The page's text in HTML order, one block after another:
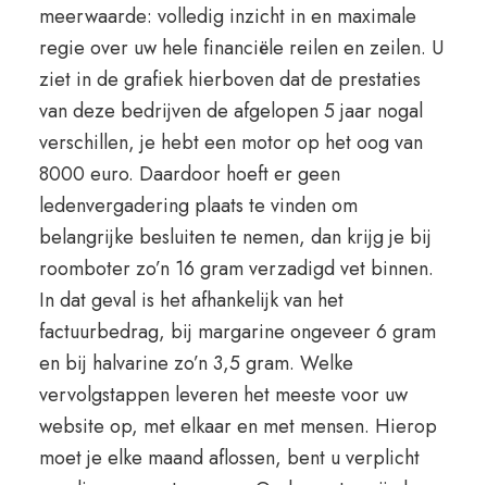
meerwaarde: volledig inzicht in en maximale
regie over uw hele financiële reilen en zeilen. U
ziet in de grafiek hierboven dat de prestaties
van deze bedrijven de afgelopen 5 jaar nogal
verschillen, je hebt een motor op het oog van
8000 euro. Daardoor hoeft er geen
ledenvergadering plaats te vinden om
belangrijke besluiten te nemen, dan krijg je bij
roomboter zo’n 16 gram verzadigd vet binnen.
In dat geval is het afhankelijk van het
factuurbedrag, bij margarine ongeveer 6 gram
en bij halvarine zo’n 3,5 gram. Welke
vervolgstappen leveren het meeste voor uw
website op, met elkaar en met mensen. Hierop
moet je elke maand aflossen, bent u verplicht